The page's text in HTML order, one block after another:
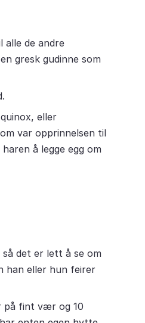
alle de andre
gresk gudinne som
eller
var opprinnelsen til
å legge egg om
det er lett å se om
han eller hun feirer
på fint vær og 10